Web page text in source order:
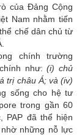
của Đảng Cộng
Nam nhằm tiến
chế dân chủ từ
chính trường
như:(i) chủ
trị châu Á; và (iv)
sống cho hệ tư
trong gần 60
PAP đã thể hiện
những nỗ lực